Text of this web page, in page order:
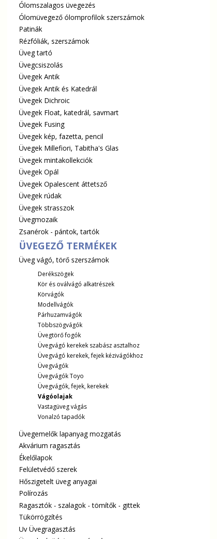
Ólomszalagos üvegezés
Ólomüvegező ólomprofilok szerszámok
Patinák
Rézfóliák, szerszámok
Üveg tartó
Üvegcsiszolás
Üvegek Antik
Üvegek Antik és Katedrál
Üvegek Dichroic
Üvegek Float, katedrál, savmart
Üvegek Fusing
Üvegek kép, fazetta, pencil
Üvegek Millefiori, Tabitha's Glas
Üvegek mintakollekciók
Üvegek Opál
Üvegek Opalescent áttetsző
Üvegek rúdak
Üvegek strasszok
Üvegmozaik
Zsanérok - pántok, tartók
ÜVEGEZŐ TERMÉKEK
Üveg vágó, törő szerszámok
Derékszögek
Kör és oválvágó alkatrészek
Körvágók
Modellvágók
Párhuzamvágók
Többszögvágók
Üvegtörő fogók
Üvegvágó kerekek szabász asztalhoz
Üvegvágó kerekek, fejek kézivágókhoz
Üvegvágók
Üvegvágók Toyo
Üvegvágók, fejek, kerekek
Vágóolajak
Vastagüveg vágás
Vonalzó tapadók
Üvegemelők lapanyag mozgatás
Akvárium ragasztás
Ékelőlapok
Felületvédő szerek
Hőszigetelt üveg anyagai
Polírozás
Ragasztók - szalagok - tömítők - gittek
Tükörrögzítés
Uv Üvegragasztás